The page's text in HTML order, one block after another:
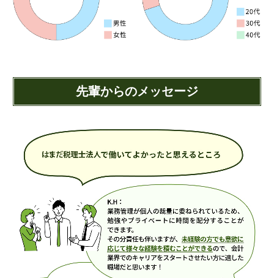
先輩からのメッセージ